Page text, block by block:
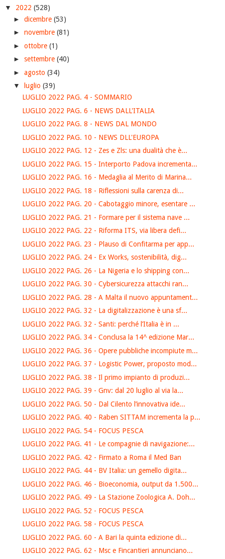
▼ 2022 (528)
► dicembre (53)
► novembre (81)
► ottobre (1)
► settembre (40)
► agosto (34)
▼
luglio (39)
LUGLIO 2022 PAG. 4 - SOMMARIO
LUGLIO 2022 PAG. 6 - NEWS DALL'ITALIA
LUGLIO 2022 PAG. 8 - NEWS DAL MONDO
LUGLIO 2022 PAG. 10 - NEWS DLL'EUROPA
LUGLIO 2022 PAG. 12 - Zes e Zls: una dualità che è...
LUGLIO 2022 PAG. 15 - Interporto Padova incrementa...
LUGLIO 2022 PAG. 16 - Medaglia al Merito di Marina...
LUGLIO 2022 PAG. 18 - Riflessioni sulla carenza di...
LUGLIO 2022 PAG. 20 - Cabotaggio minore, esentare ...
LUGLIO 2022 PAG. 21 - Formare per il sistema nave ...
LUGLIO 2022 PAG. 22 - Riforma ITS, via libera defi...
LUGLIO 2022 PAG. 23 - Plauso di Confitarma per app...
LUGLIO 2022 PAG. 24 - Ex Works, sostenibilità, dig...
LUGLIO 2022 PAG. 26 - La Nigeria e lo shipping con...
LUGLIO 2022 PAG. 30 - Cybersicurezza attacchi ran...
LUGLIO 2022 PAG. 28 - A Malta il nuovo appuntament...
LUGLIO 2022 PAG. 32 - La digitalizzazione è una sf...
LUGLIO 2022 PAG. 32 - Santi: perché l’Italia è in ...
LUGLIO 2022 PAG. 34 - Conclusa la 14^ edizione Mar...
LUGLIO 2022 PAG. 36 - Opere pubbliche incompiute m...
LUGLIO 2022 PAG. 37 - Logistic Power, proposto mod...
LUGLIO 2022 PAG. 38 - Il primo impianto di produzi...
LUGLIO 2022 PAG. 39 - Gnv: dal 20 luglio al via la...
LUGLIO 2022 PAG. 50 - Dal Cilento l’innovativa ide...
LUGLIO 2022 PAG. 40 - Raben SITTAM incrementa la p...
LUGLIO 2022 PAG. 54 - FOCUS PESCA
LUGLIO 2022 PAG. 41 - Le compagnie di navigazione:...
LUGLIO 2022 PAG. 42 - Firmato a Roma il Med Ban
LUGLIO 2022 PAG. 44 - BV Italia: un gemello digita...
LUGLIO 2022 PAG. 46 - Bioeconomia, output da 1.500...
LUGLIO 2022 PAG. 49 - La Stazione Zoologica A. Doh...
LUGLIO 2022 PAG. 52 - FOCUS PESCA
LUGLIO 2022 PAG. 58 - FOCUS PESCA
LUGLIO 2022 PAG. 60 - A Bari la quinta edizione di...
LUGLIO 2022 PAG. 62 - Msc e Fincantieri annunciano...